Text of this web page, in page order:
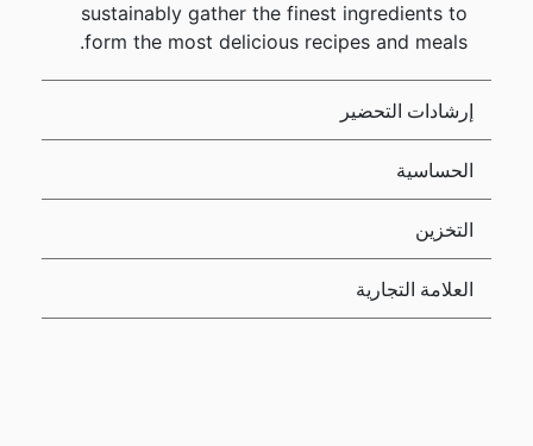
sustainably gather the finest ingredients to
form the most delicious recipes and meals.
إرشادات التحضير
الحساسية
التخزين
العلامة التجارية